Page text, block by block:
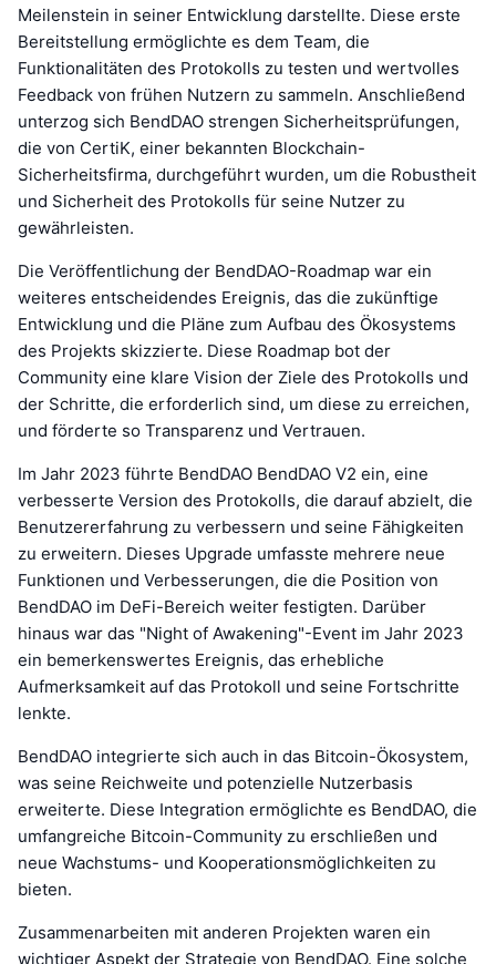
Meilenstein in seiner Entwicklung darstellte. Diese erste
Bereitstellung ermöglichte es dem Team, die
Funktionalitäten des Protokolls zu testen und wertvolles
Feedback von frühen Nutzern zu sammeln. Anschließend
unterzog sich BendDAO strengen Sicherheitsprüfungen,
die von CertiK, einer bekannten Blockchain-
Sicherheitsfirma, durchgeführt wurden, um die Robustheit
und Sicherheit des Protokolls für seine Nutzer zu
gewährleisten.
Die Veröffentlichung der BendDAO-Roadmap war ein
weiteres entscheidendes Ereignis, das die zukünftige
Entwicklung und die Pläne zum Aufbau des Ökosystems
des Projekts skizzierte. Diese Roadmap bot der
Community eine klare Vision der Ziele des Protokolls und
der Schritte, die erforderlich sind, um diese zu erreichen,
und förderte so Transparenz und Vertrauen.
Im Jahr 2023 führte BendDAO BendDAO V2 ein, eine
verbesserte Version des Protokolls, die darauf abzielt, die
Benutzererfahrung zu verbessern und seine Fähigkeiten
zu erweitern. Dieses Upgrade umfasste mehrere neue
Funktionen und Verbesserungen, die die Position von
BendDAO im DeFi-Bereich weiter festigten. Darüber
hinaus war das "Night of Awakening"-Event im Jahr 2023
ein bemerkenswertes Ereignis, das erhebliche
Aufmerksamkeit auf das Protokoll und seine Fortschritte
lenkte.
BendDAO integrierte sich auch in das Bitcoin-Ökosystem,
was seine Reichweite und potenzielle Nutzerbasis
erweiterte. Diese Integration ermöglichte es BendDAO, die
umfangreiche Bitcoin-Community zu erschließen und
neue Wachstums- und Kooperationsmöglichkeiten zu
bieten.
Zusammenarbeiten mit anderen Projekten waren ein
wichtiger Aspekt der Strategie von BendDAO. Eine solche